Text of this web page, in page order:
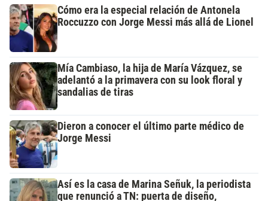
Cómo era la especial relación de Antonela
Roccuzzo con Jorge Messi más allá de Lionel
Mía Cambiaso, la hija de María Vázquez, se
adelantó a la primavera con su look floral y
sandalias de tiras
Dieron a conocer el último parte médico de
Jorge Messi
Así es la casa de Marina Señuk, la periodista
que renunció a TN: puerta de diseño,